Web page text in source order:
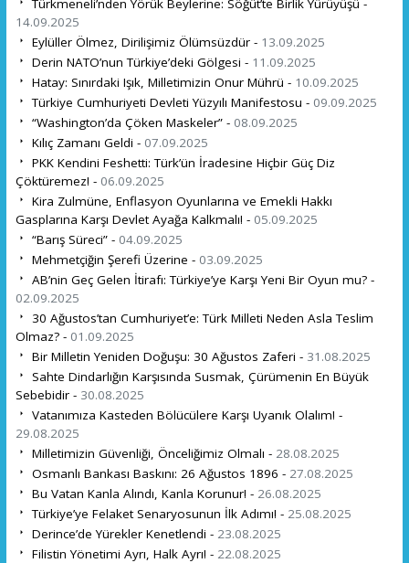
Türkmeneli’nden Yörük Beylerine: Söğüt’te Birlik Yürüyüşü -
14.09.2025
Eylüller Ölmez, Dirilişimiz Ölümsüzdür - 13.09.2025
Derin NATO’nun Türkiye’deki Gölgesi - 11.09.2025
Hatay: Sınırdaki Işık, Milletimizin Onur Mührü - 10.09.2025
Türkiye Cumhuriyeti Devleti Yüzyılı Manifestosu - 09.09.2025
“Washington’da Çöken Maskeler” - 08.09.2025
Kılıç Zamanı Geldi - 07.09.2025
PKK Kendini Feshetti: Türk’ün İradesine Hiçbir Güç Diz
Çöktüremez! - 06.09.2025
Kira Zulmüne, Enflasyon Oyunlarına ve Emekli Hakkı
Gasplarına Karşı Devlet Ayağa Kalkmalı! - 05.09.2025
“Barış Süreci” - 04.09.2025
Mehmetçiğin Şerefi Üzerine - 03.09.2025
AB’nin Geç Gelen İtirafı: Türkiye’ye Karşı Yeni Bir Oyun mu? -
02.09.2025
30 Ağustos’tan Cumhuriyet’e: Türk Milleti Neden Asla Teslim
Olmaz? - 01.09.2025
Bir Milletin Yeniden Doğuşu: 30 Ağustos Zaferi - 31.08.2025
Sahte Dindarlığın Karşısında Susmak, Çürümenin En Büyük
Sebebidir - 30.08.2025
Vatanımıza Kasteden Bölücülere Karşı Uyanık Olalım! -
29.08.2025
Milletimizin Güvenliği, Önceliğimiz Olmalı - 28.08.2025
Osmanlı Bankası Baskını: 26 Ağustos 1896 - 27.08.2025
Bu Vatan Kanla Alındı, Kanla Korunur! - 26.08.2025
Türkiye’ye Felaket Senaryosunun İlk Adımı! - 25.08.2025
Derince’de Yürekler Kenetlendi - 23.08.2025
Filistin Yönetimi Ayrı, Halk Ayrı! - 22.08.2025